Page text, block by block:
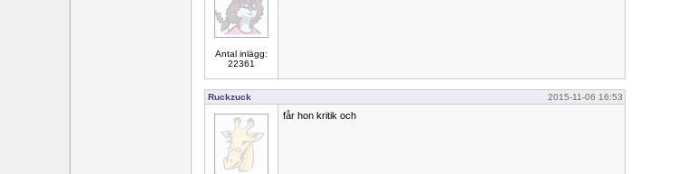
Antal inlägg:
22361
Ruckzuck 2015-11-06 16:53
får hon kritik och